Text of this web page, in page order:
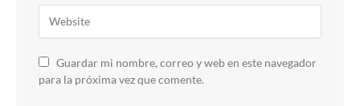
Guardar mi nombre, correo y web en este navegador
para la próxima vez que comente.